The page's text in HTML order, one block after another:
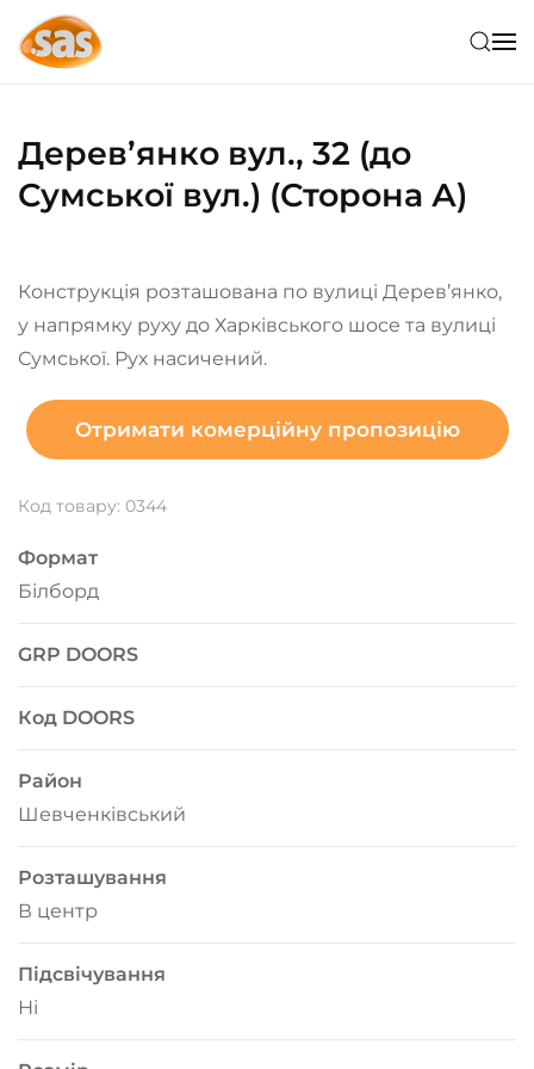
Skip to main content
Дерев’янко вул., 32 (до
Сумської вул.) (Сторона А)
Конструкція розташована по вулиці Дерев’янко,
у напрямку руху до Харківського шосе та вулиці
Сумської. Рух насичений.
Отримати комерційну пропозицію
Код товару: 0344
Формат
Білборд
GRP DOORS
Код DOORS
Район
Шевченківський
Розташування
В центр
Підсвічування
Ні